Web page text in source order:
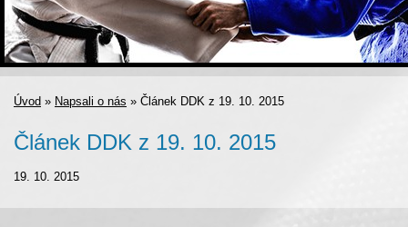
Úvod » Napsali o nás » Článek DDK z 19. 10. 2015
Článek DDK z 19. 10. 2015
19. 10. 2015